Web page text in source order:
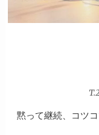
黙って継続、コツ